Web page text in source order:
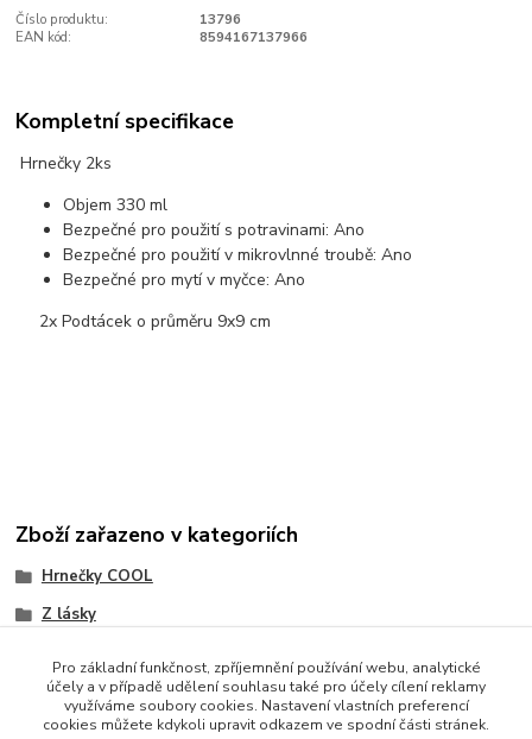
Číslo produktu:
13796
EAN kód:
8594167137966
Kompletní specifikace
Hrnečky 2ks
Objem 330 ml
Bezpečné pro použití s potravinami: Ano
Bezpečné pro použití v mikrovlnné troubě: Ano
Bezpečné pro mytí v myčce: Ano
2x Podtácek o průměru 9x9 cm
Zboží zařazeno v kategoriích
Hrnečky COOL
Z lásky
Pro základní funkčnost, zpříjemnění používání webu, analytické
účely a v případě udělení souhlasu také pro účely cílení reklamy
využíváme soubory cookies. Nastavení vlastních preferencí
cookies můžete kdykoli upravit odkazem ve spodní části stránek.